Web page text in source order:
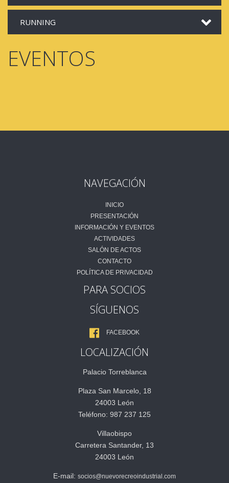
RUNNING
EVENTOS
NAVEGACIÓN
INICIO
PRESENTACIÓN
INFORMACIÓN Y EVENTOS
ACTIVIDADES
SALÓN DE ACTOS
CONTACTO
POLÍTICA DE PRIVACIDAD
PARA SOCIOS
SÍGUENOS
FACEBOOK
LOCALIZACIÓN
Palacio Torreblanca
Plaza San Marcelo, 18
24003 León
Teléfono: 987 237 125
Villaobispo
Carretera Santander, 13
24003 León
E-mail: socios@nuevorecreoindustrial.com